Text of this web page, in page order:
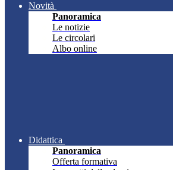
Novità
Panoramica
Le notizie
Le circolari
Albo online
Didattica
Panoramica
Offerta formativa